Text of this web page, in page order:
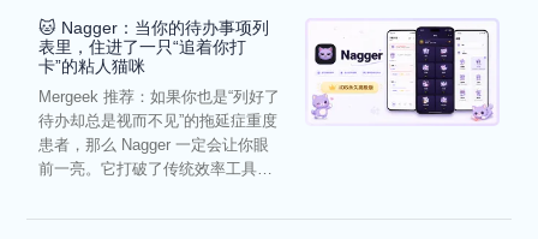
🐱 Nagger：当你的待办事项列
表里，住进了一只“追着你打
卡”的粘人猫咪
Mergeek 推荐：如果你也是“列好了
待办却总是视而不见”的拖延症重度
患者，那么 Nagger 一定会让你眼
前一亮。它打破了传统效率工具冰